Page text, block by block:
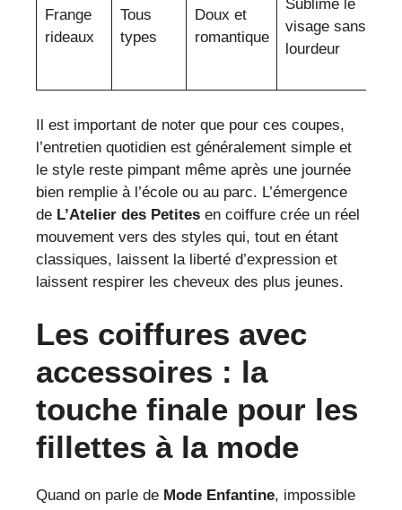
Frange
rideaux
Tous
types
Doux et
romantique
Sublime le
visage sans
lourdeur
Il est important de noter que pour ces coupes,
l’entretien quotidien est généralement simple et
le style reste pimpant même après une journée
bien remplie à l’école ou au parc. L’émergence
de L’Atelier des Petites en coiffure crée un réel
mouvement vers des styles qui, tout en étant
classiques, laissent la liberté d’expression et
laissent respirer les cheveux des plus jeunes.
Les coiffures avec
accessoires : la
touche finale pour les
fillettes à la mode
Quand on parle de Mode Enfantine, impossible